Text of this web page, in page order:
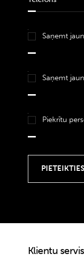
Saņemt
Saņemt
Piekrītu
Klientu